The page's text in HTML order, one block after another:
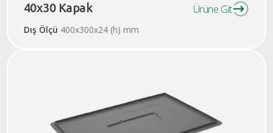
40x30 Kapak
Dış Ölçü 400x300x24 (h) mm
Ürüne Git